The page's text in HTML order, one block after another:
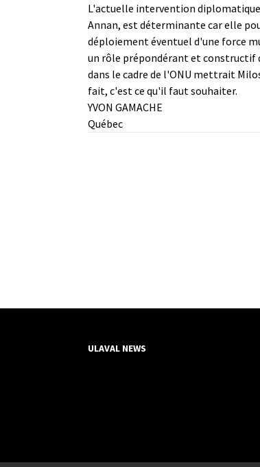
L'actuelle intervention diplomatique
Annan, est déterminante car elle
déploiement éventuel d'une force
un rôle prépondérant et constructif
dans le cadre de l'ONU mettrait
fait, c'est ce qu'il faut souhaiter.
YVON GAMACHE
Québec
ULAVAL NEWS